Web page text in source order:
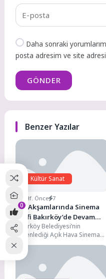
Daha sonraki
posta adresim ve site
GÖNDER
Benzer Yazılar
Kültür Sanat
1 Hf. Önce 7
Yaz Akşamlarında Sinema
Keyfi Bakırköy’de Devam
Ediyor
Bakırköy Belediyesi’nin
düzenlediği Açık Hava Sinema
Günleri’nin dördüncü
gösteriminde Bakırköylüler,
“Zootropolis 2” filmiyle açık
0